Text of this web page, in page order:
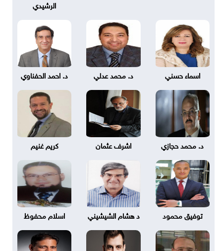
الرشيدي
اسماء حسني د. محمد عدلي د. احمد الحفناوي
د. محمد حجازي اشرف عثمان كريم غنيم
توفيق محمود د هشام الشيشيني اسلام محفوظ